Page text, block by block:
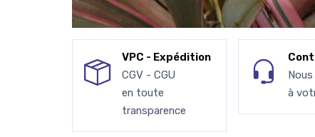
VPC - Expédition
CGV - CGU
en toute
transparence
à